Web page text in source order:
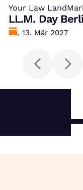
Your Law
:
LL.M. Day
Datum
Sa, 13. Mär 2027